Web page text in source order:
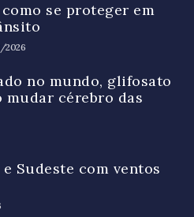
se proteger em
no mundo, glifosato
cérebro das
Sudeste com ventos